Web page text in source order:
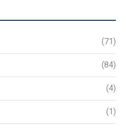
(71)
(84)
(4)
(1)